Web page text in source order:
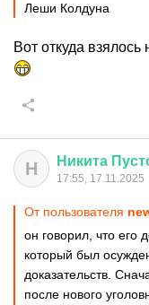
Леши Колдуна
Вот откуда
Н Никита
17:55, 17.11.2025
От пользователя
он говорил, что его
который был
доказательств.
после нового